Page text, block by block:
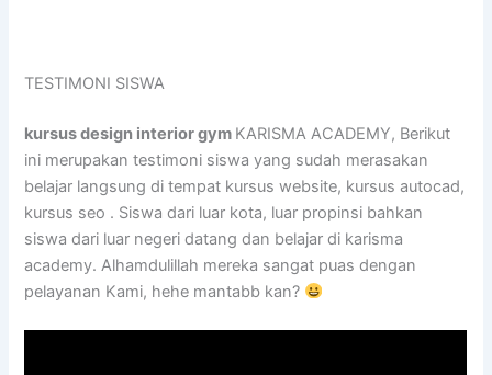
TESTIMONI SISWA
kursus design interior gym KARISMA ACADEMY, Berikut
ini merupakan testimoni siswa yang sudah merasakan
belajar langsung di tempat kursus website, kursus autocad,
kursus seo . Siswa dari luar kota, luar propinsi bahkan
siswa dari luar negeri datang dan belajar di karisma
academy. Alhamdulillah mereka sangat puas dengan
pelayanan Kami, hehe mantabb kan?